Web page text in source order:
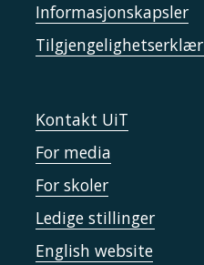
Informasjonskapsler
Kontakt UiT
For media
For skoler
Ledige stillinger
English website